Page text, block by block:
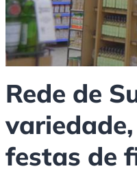
Rede de
festas de